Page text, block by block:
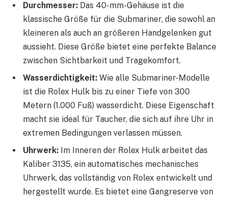
Durchmesser: Das 40-mm-Gehäuse ist die
klassische Größe für die Submariner, die sowohl an
kleineren als auch an größeren Handgelenken gut
aussieht. Diese Größe bietet eine perfekte Balance
zwischen Sichtbarkeit und Tragekomfort.
Wasserdichtigkeit: Wie alle Submariner-Modelle
ist die Rolex Hulk bis zu einer Tiefe von 300
Metern (1.000 Fuß) wasserdicht. Diese Eigenschaft
macht sie ideal für Taucher, die sich auf ihre Uhr in
extremen Bedingungen verlassen müssen.
Uhrwerk: Im Inneren der Rolex Hulk arbeitet das
Kaliber 3135, ein automatisches mechanisches
Uhrwerk, das vollständig von Rolex entwickelt und
hergestellt wurde. Es bietet eine Gangreserve von